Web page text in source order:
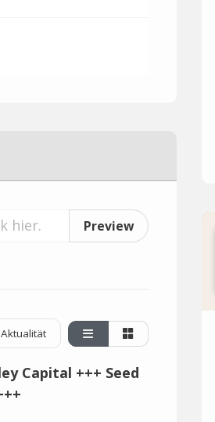
Preview
Aktualität